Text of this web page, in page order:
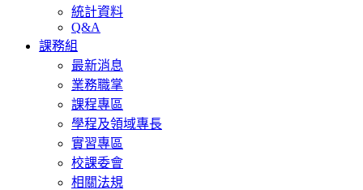
統計資料
Q&A
課務組
最新消息
業務職掌
課程專區
學程及領域專長
實習專區
校課委會
相關法規